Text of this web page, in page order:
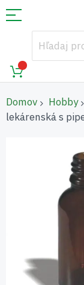
Domov Hobby
lekárenská s